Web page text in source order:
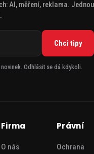
AI, měření, reklama. Jednou
Chci tipy
Odhlásit se dá kdykoli.
Firma
O nás
Právní
Ochrana